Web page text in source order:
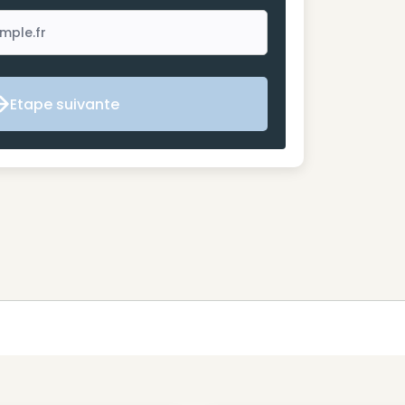
Etape suivante
Etape suivante